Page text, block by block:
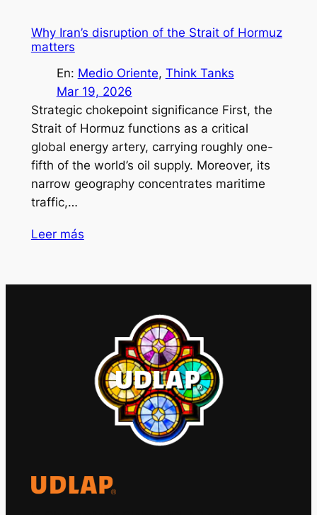
Why Iran’s disruption of the Strait of Hormuz
matters
En: Medio Oriente, Think Tanks
Mar 19, 2026
Strategic chokepoint significance First, the
Strait of Hormuz functions as a critical
global energy artery, carrying roughly one-
fifth of the world’s oil supply. Moreover, its
narrow geography concentrates maritime
traffic,…
Leer más